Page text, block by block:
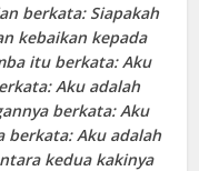
berkata: Siapakah
kebaikan kepada
itu berkata: Aku
Aku adalah
berkata: Aku
berkata: Aku adalah
kedua kakinya